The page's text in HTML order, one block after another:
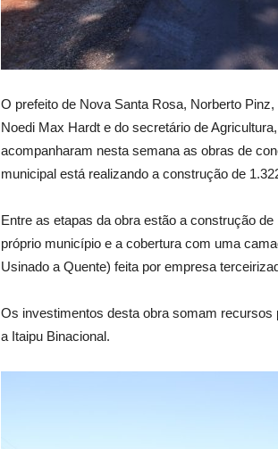
O prefeito de Nova Santa Rosa, Norberto
Noedi Max Hardt e do secretário de
acompanharam nesta semana as obras de
municipal está realizando a construção de
Entre as etapas da obra estão a construção
próprio município e a cobertura com uma
Usinado a Quente) feita por empresa
Os investimentos desta obra somam
a Itaipu Binacional.